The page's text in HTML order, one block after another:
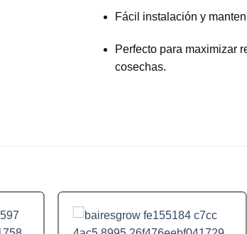
Fácil instalación y
Perfecto para maximizar
cosechas.
to
Add to